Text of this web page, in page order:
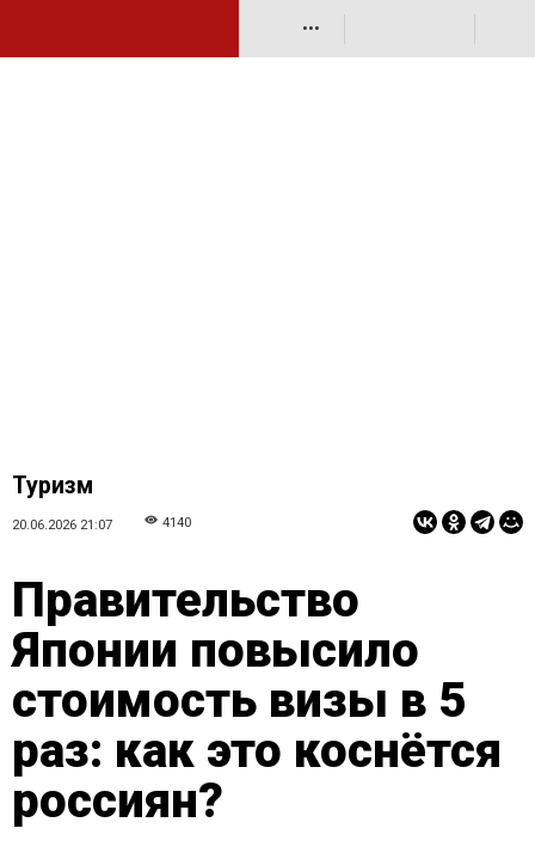
•••
Туризм
20.06.2026 21:07 4140
Правительство
Японии повысило
стоимость визы в 5
раз: как это коснётся
россиян?